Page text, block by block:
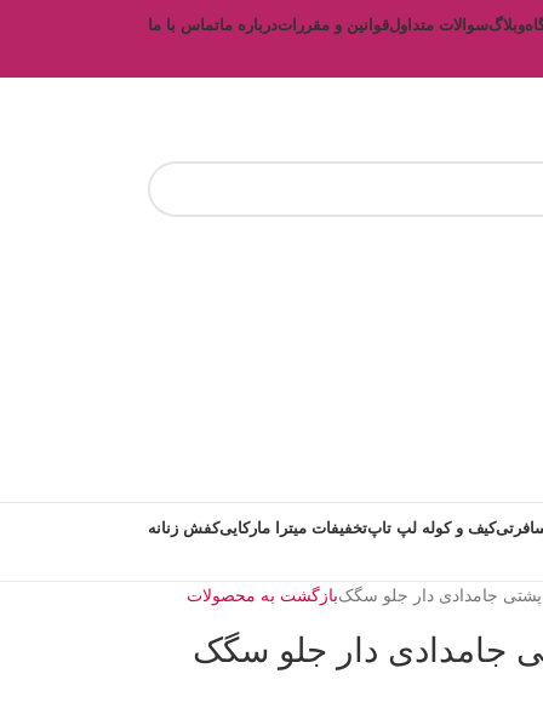
وبلاگسوالات متداولقوانین و مقرراتدرباره ماتماس با ما
کیف و کوله لپ تاپتخفیفات میترا مارکاییکفش زنانه
بازگشت به محصولات